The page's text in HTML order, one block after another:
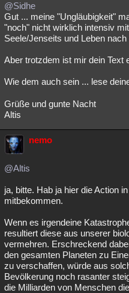
@Sidhe
Gut ... meine "Ungläubigkeit"
"noch" nicht wirklich intensiv
Seele/Jenseits und Leben
Aber trotzdem ist mir dein Text
Wie dem auch sein ... lese
Grüße und gunte Nacht
Altis
nemo
@Altis
ja, bitte. Hab ja hier die Action
mitbekommen.
Wenn es irgendeine
resultiert diese aus unserer
vermehren. Erschreckend
den gesamten Planeten zu
zu verschaffen, würde aus
Bevölkerung noch rasanter
die Milliarden von Menschen